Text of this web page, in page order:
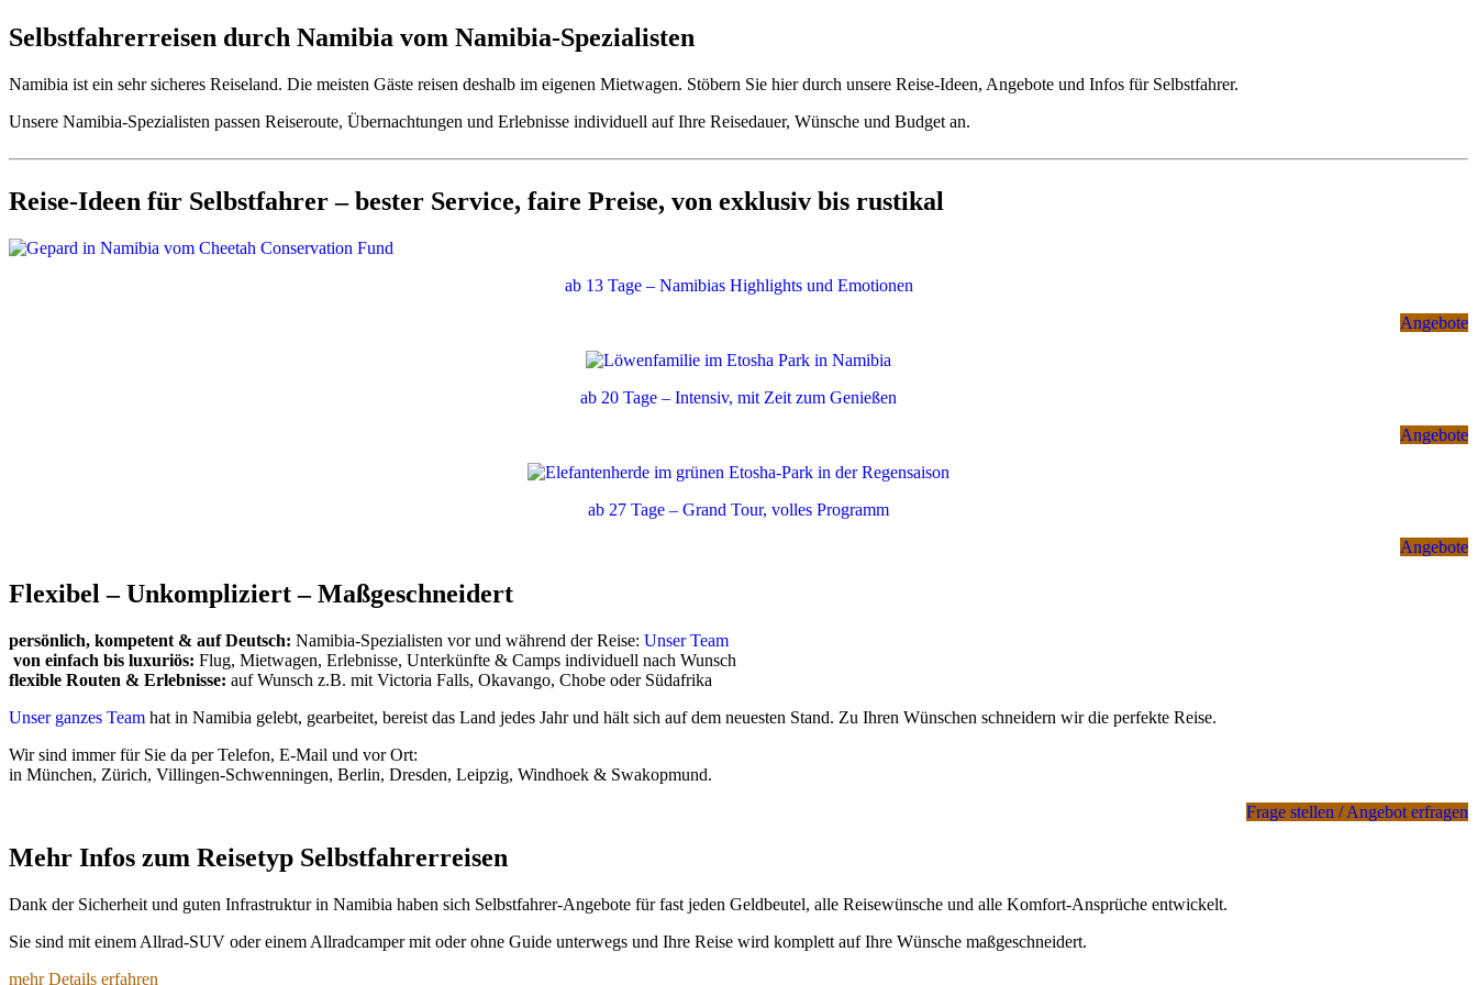
Selbstfahrerreisen durch Namibia vom Namibia-Spezialisten
Namibia ist ein sehr sicheres Reiseland. Die meisten Gäste reisen deshalb im eigenen Mietwagen. Stöbern Sie hier durch unsere Reise-Ideen, Angebote und Infos für Selbstfahrer.
Unsere Namibia-Spezialisten passen Reiseroute, Übernachtungen und Erlebnisse individuell auf Ihre Reisedauer, Wünsche und Budget an.
Reise-Ideen für Selbstfahrer – bester Service, faire Preise, von exklusiv bis rustikal
ab 13 Tage – Namibias Highlights und Emotionen
Angebote
ab 20 Tage – Intensiv, mit Zeit zum Genießen
Angebote
ab 27 Tage – Grand Tour, volles Programm
Angebote
Flexibel – Unkompliziert – Maßgeschneidert
persönlich, kompetent & auf Deutsch: Namibia-Spezialisten vor und während der Reise: Unser Team
von einfach bis luxuriös: Flug, Mietwagen, Erlebnisse, Unterkünfte & Camps individuell nach Wunsch
flexible Routen & Erlebnisse: auf Wunsch z.B. mit Victoria Falls, Okavango, Chobe oder Südafrika
Unser ganzes Team hat in Namibia gelebt, gearbeitet, bereist das Land jedes Jahr und hält sich auf dem neuesten Stand. Zu Ihren Wünschen schneidern wir die perfekte Reise.
Wir sind immer für Sie da per Telefon, E-Mail und vor Ort:
in München, Zürich, Villingen-Schwenningen, Berlin, Dresden, Leipzig, Windhoek & Swakopmund.
Frage stellen / Angebot erfragen
Mehr Infos zum Reisetyp Selbstfahrerreisen
Dank der Sicherheit und guten Infrastruktur in Namibia haben sich Selbstfahrer-Angebote für fast jeden Geldbeutel, alle Reisewünsche und alle Komfort-Ansprüche entwickelt.
Sie sind mit einem Allrad-SUV oder einem Allradcamper mit oder ohne Guide unterwegs und Ihre Reise wird komplett auf Ihre Wünsche maßgeschneidert.
mehr Details erfahren